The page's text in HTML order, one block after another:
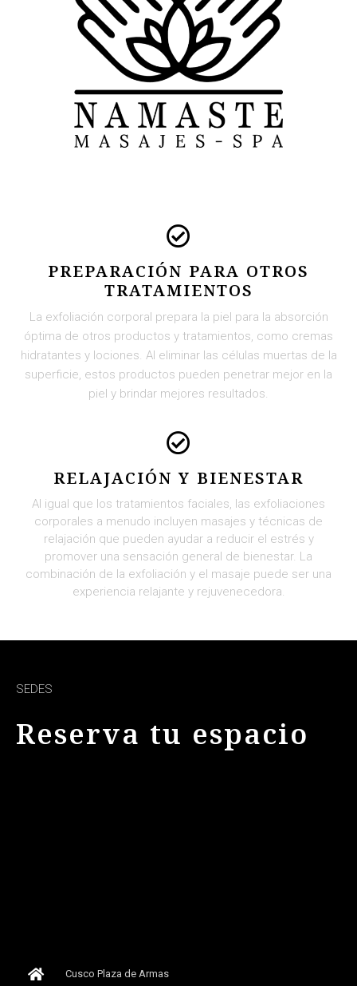
PREPARACIÓN PARA OTROS
TRATAMIENTOS
La exfoliación corporal prepara la piel para la absorción
óptima de otros productos y tratamientos, como cremas
hidratantes y lociones. Al eliminar las células muertas de la
superficie, estos productos pueden penetrar mejor en la
piel y brindar mejores resultados.
RELAJACIÓN Y BIENESTAR
Al igual que los tratamientos faciales, las exfoliaciones
corporales a menudo incluyen masajes y técnicas de
relajación que pueden ayudar a reducir el estrés y
promover una sensación general de bienestar. La
combinación de la exfoliación y el masaje puede ser una
experiencia relajante y rejuvenecedora.
SEDES
Reserva tu espacio
Cusco Plaza de Armas